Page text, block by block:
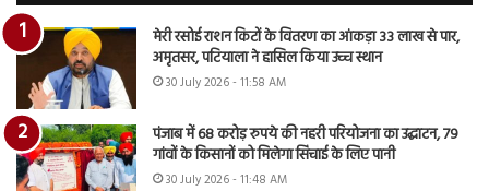
मेरी रसोई राशन किटों के वितरण का आंकड़ा 33 लाख से पार,
अमृतसर, पटियाला ने हासिल किया उच्च स्थान
30 July 2026 - 11:58 AM
पंजाब में 68 करोड़ रुपये की नहरी परियोजना का उद्घाटन, 79
गांवों के किसानों को मिलेगा सिंचाई के लिए पानी
30 July 2026 - 11:48 AM